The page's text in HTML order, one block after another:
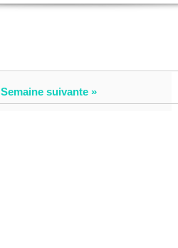
Semaine suivante